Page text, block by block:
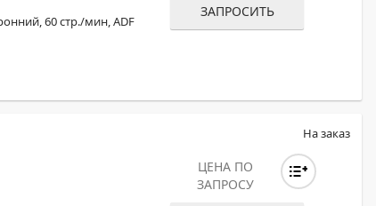
60 стр./мин, ADF
ЗАПРОСИТЬ
На заказ
ЦЕНА ПО
ЗАПРОСУ